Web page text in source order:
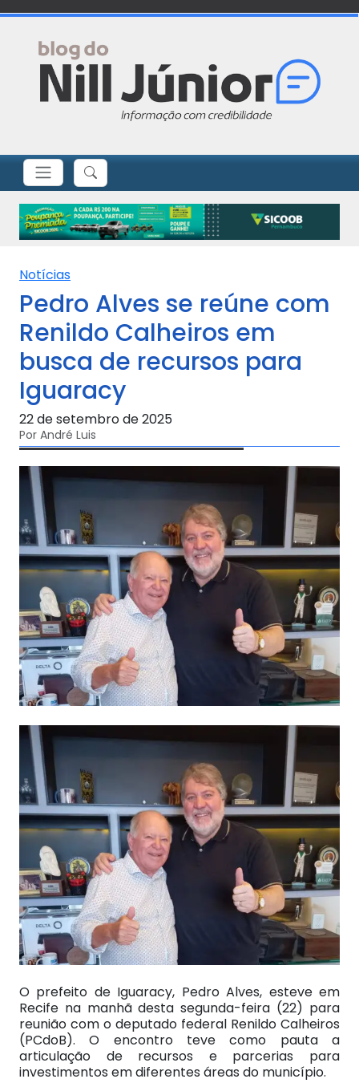
Notícias
Pedro Alves se reúne com
Renildo Calheiros em
busca de recursos para
Iguaracy
22 de setembro de 2025
Por André Luis
O prefeito de Iguaracy, Pedro Alves, esteve em
Recife na manhã desta segunda-feira (22) para
reunião com o deputado federal Renildo Calheiros
(PCdoB). O encontro teve como pauta a
articulação de recursos e parcerias para
investimentos em diferentes áreas do município.